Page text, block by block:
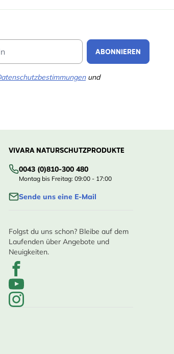
ABONNIEREN
und
VIVARA NATURSCHUTZPRODUKTE
0043 (0)810-300 480
Montag bis Freitag: 09:00 - 17:00
Sende uns eine E-Mail
Folgst du uns schon? Bleibe auf dem
Laufenden über Angebote und
Neuigkeiten.